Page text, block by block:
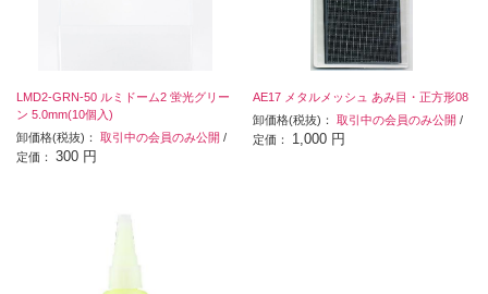
LMD2-GRN-50 ルミドーム2 蛍光グリー
ン 5.0mm(10個入)
卸価格(税抜)： 取引中の会員のみ公開 /
定価： 300 円
AE17 メタルメッシュ あみ目・正方形08
卸価格(税抜)：取引中の会員のみ公開 /
定価： 1,000 円